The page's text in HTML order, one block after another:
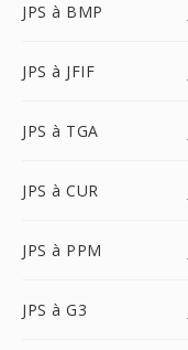
JPS à BMP
JPS à JFIF
JPS à TGA
JPS à CUR
JPS à PPM
JPS à G3